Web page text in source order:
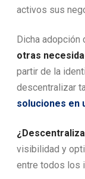
activos sus
Dicha adopción
otras
partir de la
descentralizar
soluciones en
visibilidad y
entre todos los